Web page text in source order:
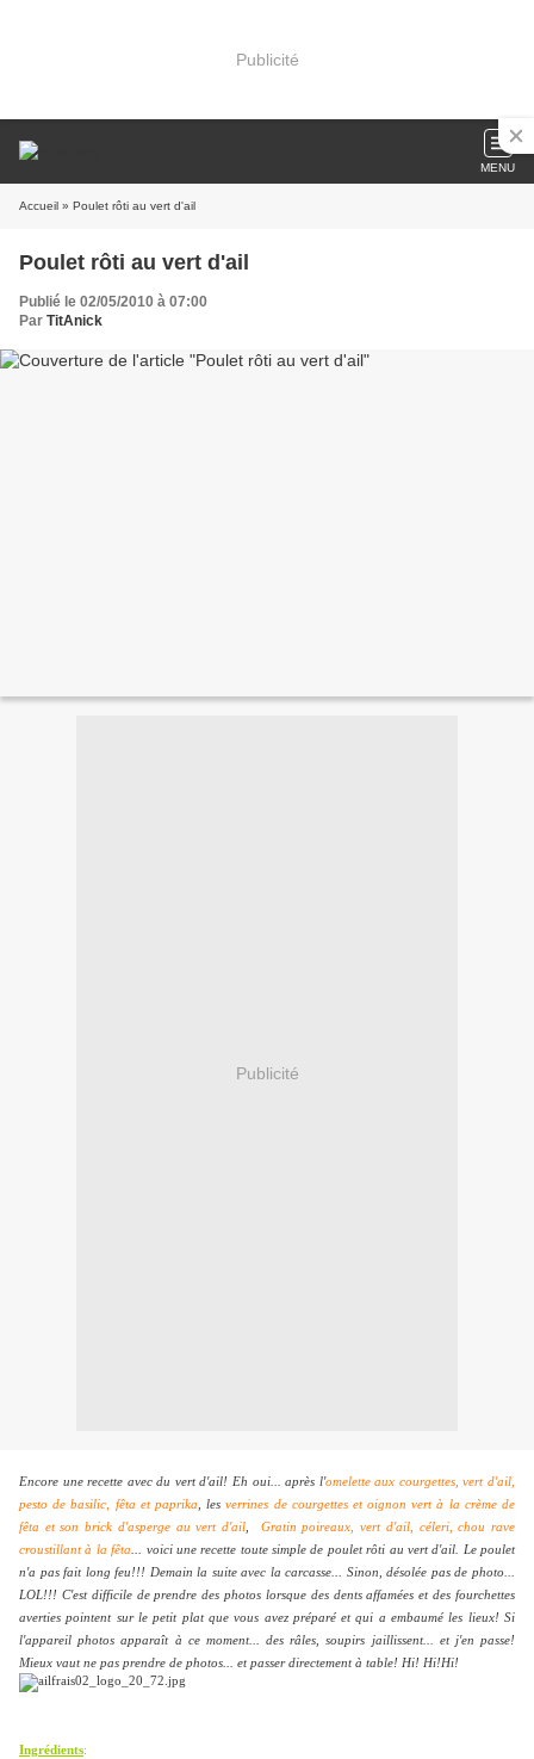
Publicité
MENU
Accueil » Poulet rôti au vert d'ail
Poulet rôti au vert d'ail
Publié le 02/05/2010 à 07:00
Par TitAnick
Publicité
Encore une recette avec du vert d'ail! Eh oui... après l'omelette aux courgettes, vert d'ail,
pesto de basilic, fêta et paprika , lesverrines de courgettes et oignon vert à la crème de
fêta et son brick d'asperge au vert d'ail
Gratin poireaux, vert d'ail, céleri, chou rave
croustillant à la fêta
voici une recette toute simple de poulet rôti au vert d'ail. Le poulet
n'a pas fait long feu!!! Demain la suite avec la carcasse... Sinon, désolée pas de photo...
LOL!!! C'est difficile de prendre des photos lorsque des dents affamées et des fourchettes
averties pointent sur le petit plat que vous avez préparé et qui a embaumé les lieux! Si
l'appareil photos apparaît à ce moment... des râles, soupirs jaillissent... et j'en passe!
Mieux vaut ne pas prendre de photos... et passer directement à table! Hi! Hi!Hi!
Ingrédients: